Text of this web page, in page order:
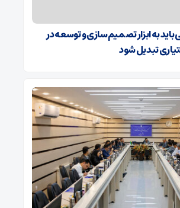
به ابزار تصمیم‌سازی و توسعه در
تبدیل شود